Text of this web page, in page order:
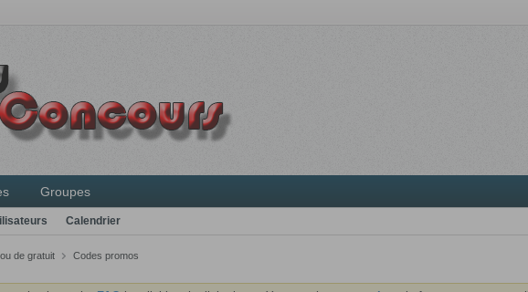
Groupes
Calendrier
de gratuit Codes promos